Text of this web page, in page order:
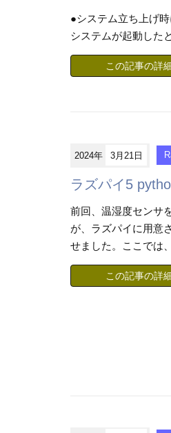
●システム立ち上げ
システムが起動した
この記事の詳
2024年 3月21日
ラズパイ5
前回、温湿度センサ
が、ラズパイに用意
せました。ここでは
この記事の詳